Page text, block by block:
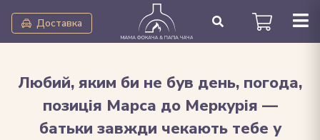
Доставка
Любий, яким би не був день, погода,
позиція Марса до Меркурія —
батьки завжди чекають тебе у